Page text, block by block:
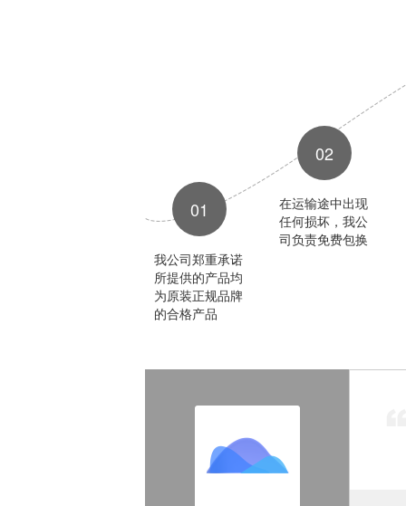
01
我公司郑重承诺
所提供的产品均
为原装正规品牌
的合格产品
02
在运输途中出现
任何损坏，我公
司负责免费包换